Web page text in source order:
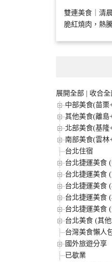
雙連美食｜清
脆紅燒肉，熱
展開全部
收合全
中部美食(苗栗
其他美食(離島
北部美食(基隆
南部美食(雲林
台北住宿
台北捷運美食
台北捷運美食
台北捷運美食
台北捷運美食
台北捷運美食
台北美食 (其
台灣美食懶人
國外旅遊分享
已歇業